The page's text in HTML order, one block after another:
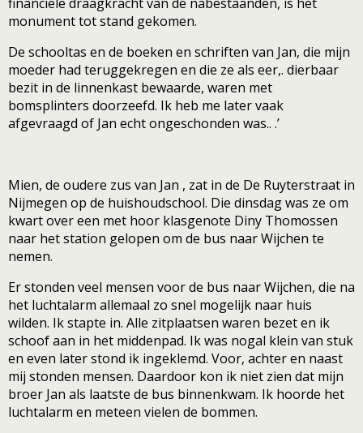
monument tot stand gekomen.
De schooltas en de boeken en schriften van Jan, die mijn
moeder had teruggekregen en die ze als eer,. dierbaar
bezit in de linnenkast bewaarde, waren met
bomsplinters doorzeefd. Ik heb me later vaak
afgevraagd of Jan echt ongeschonden was.. .’
Mien, de oudere zus van Jan , zat in de De Ruyterstraat in
Nijmegen op de huishoudschool. Die dinsdag was ze om
kwart over een met hoor klasgenote Diny Thomossen
naar het station gelopen om de bus naar Wijchen te
nemen.
Er stonden veel mensen voor de bus naar Wijchen, die na
het luchtalarm allemaal zo snel mogelijk naar huis
wilden. Ik stapte in. Alle zitplaatsen waren bezet en ik
schoof aan in het middenpad. Ik was nogal klein van stuk
en even later stond ik ingeklemd. Voor, achter en naast
mij stonden mensen. Daardoor kon ik niet zien dat mijn
broer Jan als laatste de bus binnenkwam. Ik hoorde het
luchtalarm en meteen vielen de bommen.